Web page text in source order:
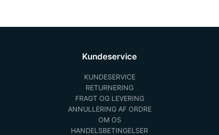
Kundeservice
KUNDESERVICE
RETURNERING
FRAGT OG LEVERING
ANNULLERING AF ORDRE
OM OS
HANDELSBETINGELSER